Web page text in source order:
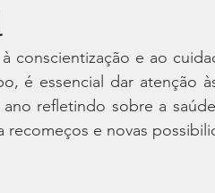
conscientização e ao
é essencial dar atenção
refletindo sobre a
e novas